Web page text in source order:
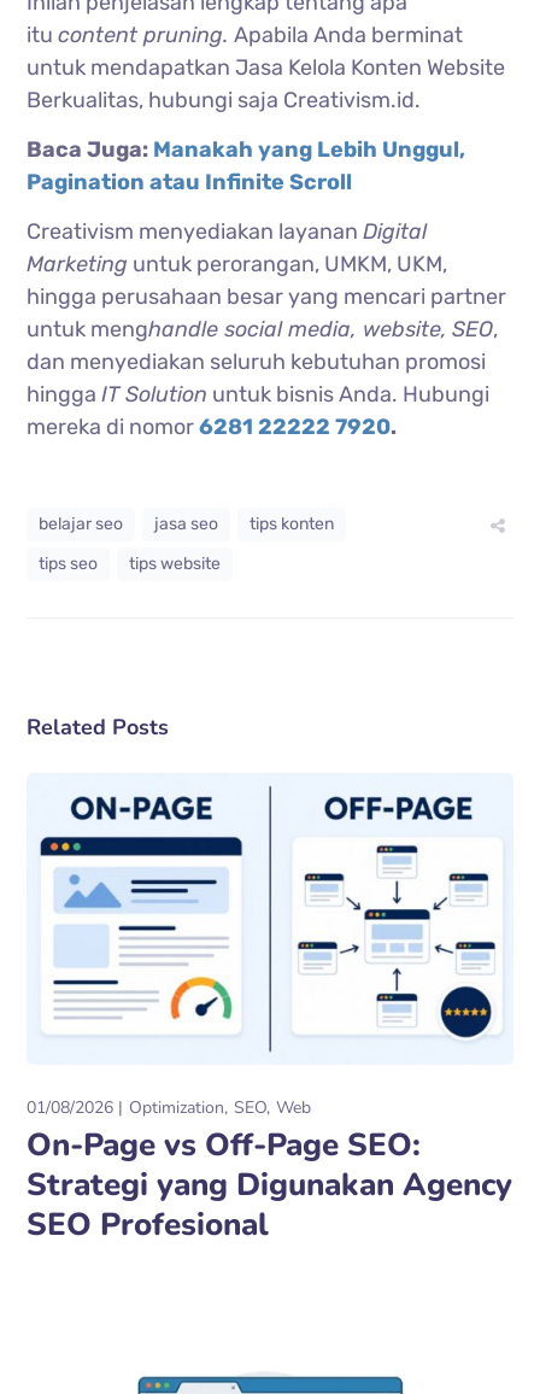
itucontent pruning.Apabila Anda berminat
untuk mendapatkan Jasa Kelola Konten Website
Berkualitas, hubungi saja Creativism.id.
Baca Juga: Manakah yang Lebih Unggul,
Pagination atau Infinite Scroll
Creativism menyediakan layananDigital
Marketing untuk perorangan, UMKM, UKM,
hingga perusahaan besar yang mencari partner
untuk menghandle social media, website, SEO,
dan menyediakan seluruh kebutuhan promosi
hinggaIT Solution untuk bisnis Anda. Hubungi
mereka di nomor 6281 22222 7920.
belajar seo jasa seo
tips konten
tips seo
tips website
Related Posts
01/08/2026 Optimization SEO Web
On-Page vs Off-Page SEO:
Strategi yang Digunakan Agency
SEO Profesional